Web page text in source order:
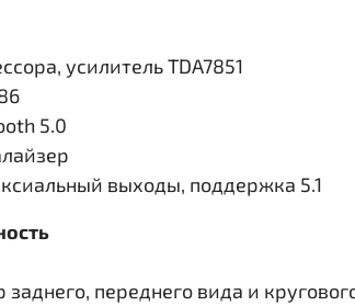
усилитель TDA7851
5.0
выходы, поддержка 5.1
переднего вида и